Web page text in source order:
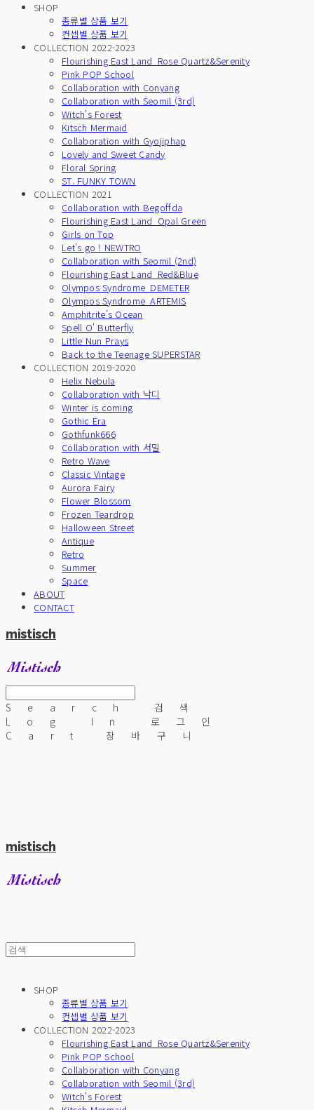
SHOP
종류별 상품 보기
컨셉별 상품 보기
COLLECTION 2022-2023
Flourishing East Land_Rose Quartz&Serenity
Pink POP School
Collaboration with Conyang
Collaboration with Seomil (3rd)
Witch's Forest
Kitsch Mermaid
Collaboration with Gyojiphap
Lovely and Sweet Candy
Floral Spring
ST. FUNKY TOWN
COLLECTION 2021
Collaboration with Begoffda
Flourishing East Land_Opal Green
Girls on Top
Let's go ! NEWTRO
Collaboration with Seomil (2nd)
Flourishing East Land_Red&Blue
Olympos Syndrome_DEMETER
Olympos Syndrome_ARTEMIS
Amphitrite's Ocean
Spell O' Butterfly
Little Nun Prays
Back to the Teenage SUPERSTAR
COLLECTION 2019-2020
Helix Nebula
Collaboration with 낙디
Winter is coming
Gothic Era
Gothfunk666
Collaboration with 서밀
Retro Wave
Classic Vintage
Aurora Fairy
Flower Blossom
Frozen Teardrop
Halloween Street
Antique
Retro
Summer
Space
ABOUT
CONTACT
mistisch
Search
검색
Log In
로그인
Cart
장바구니
mistisch
SHOP
종류별 상품 보기
컨셉별 상품 보기
COLLECTION 2022-2023
Flourishing East Land_Rose Quartz&Serenity
Pink POP School
Collaboration with Conyang
Collaboration with Seomil (3rd)
Witch's Forest